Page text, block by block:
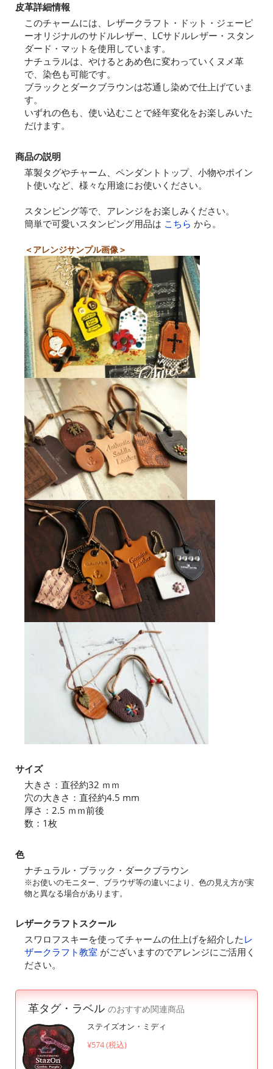
皮革詳細情報
このチャームには、レザークラフト・ドット・ジェーピ
ーオリジナルのサドルレザー、LCサドルレザー・スタン
ダード・マットを使用しています。
ナチュラルは、やけるとあめ色に変わっていくヌメ革
で、染色も可能です。
ブラックとダークブラウンは芯通し染めで仕上げていま
す。
いずれの色も、使い込むことで経年変化をお楽しみいた
だけます。
商品の説明
革製タグやチャーム、ペンダントトップ、小物やポイン
ト使いなど、様々な用途にお使いください。
スタンピング等で、アレンジをお楽しみください。
簡単で可愛いスタンピング用品は こちら から。
＜アレンジサンプル画像＞
サイズ
大きさ：直径約32 ｍｍ
穴の大きさ：直径約4.5 mm
厚さ：2.5 ｍｍ前後
数：1枚
色
ナチュラル・ブラック・ダークブラウン
※お使いのモニター、ブラウザ等の違いにより、色の見え方が実
物と異なる場合があります。
レザークラフトスクール
スワロフスキーを使ってチャームの仕上げを紹介した レ
ザークラフト教室 がございますのでアレンジにご活用く
ださい。
革タグ・ラベル のおすすめ関連商品
ステイズオン・ミディ
¥574 (税込)